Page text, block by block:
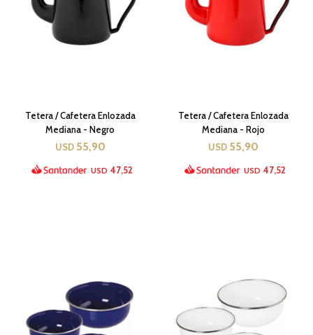
Tetera / Cafetera Enlozada
Mediana - Negro
USD 55,90
USD 47,52
Tetera / Cafetera Enlozada
Mediana - Rojo
USD 55,90
USD 47,52